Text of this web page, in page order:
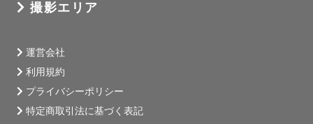
撮影エリア
運営会社
利用規約
プライバシーポリシー
特定商取引法に基づく表記